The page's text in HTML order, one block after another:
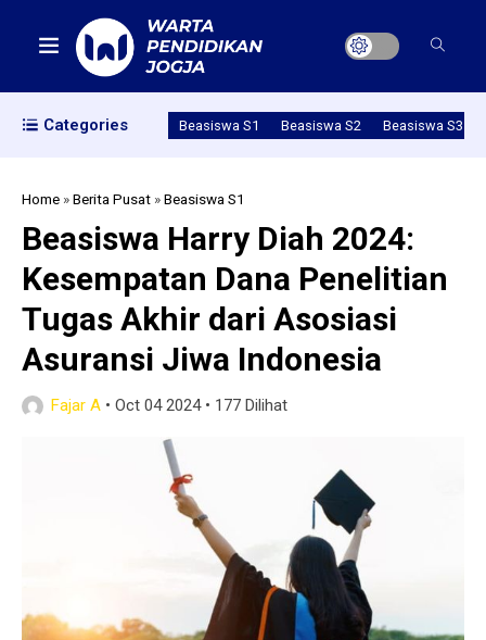
Categories Beasiswa S1 Beasiswa S2 Beasiswa S3
Home »Berita Pusat »Beasiswa S1
Beasiswa Harry Diah 2024:
Kesempatan Dana Penelitian
Tugas Akhir dari Asosiasi
Asuransi Jiwa Indonesia
Fajar A • Oct 04 2024• 177 Dilihat